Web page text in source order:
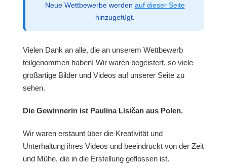
Neue Wettbewerbe werden auf dieser Seite
hinzugefügt.
Vielen Dank an alle, die an unserem Wettbewerb
teilgenommen haben! Wir waren begeistert, so viele
großartige Bilder und Videos auf unserer Seite zu
sehen.
Die Gewinnerin ist Paulina Lisičan aus Polen.
Wir waren erstaunt über die Kreativität und
Unterhaltung ihres Videos und beeindruckt von der Zeit
und Mühe, die in die Erstellung geflossen ist.